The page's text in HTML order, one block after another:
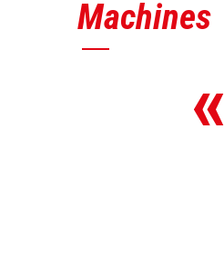
Machines
«